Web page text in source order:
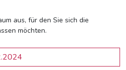
aus, für den Sie sich die
möchten.